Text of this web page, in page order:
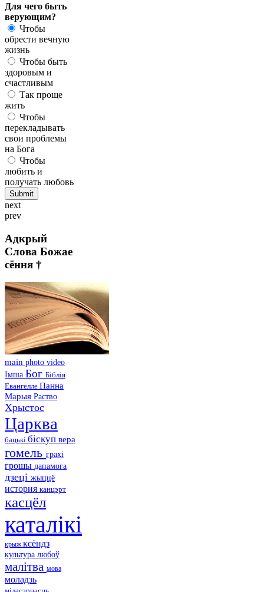
Для чего быть
верующим?
Чтобы
обрести вечную
жизнь
Чтобы быть
здоровым и
счастливым
Так проще
жить
Чтобы
перекладывать
свои проблемы
на Бога
Чтобы
любить и
получать любовь
next
prev
Адкрый
Слова Божае
сёння †
main photo video
Імша Бог Біблія
Евангелле Панна
Марыя Раство
Хрыстос
Царква
бацькі біскуп вера
гомель грахі
грошы дапамога
дзеці жыццё
история канцэрт
касцёл
каталікі
крыжксёндз
культура любоў
малітва мова
моладзь